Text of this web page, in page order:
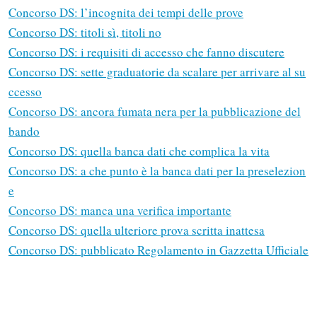
Concorso DS: l’incognita dei tempi delle prove
Concorso DS: titoli sì, titoli no
Concorso DS: i requisiti di accesso che fanno discutere
Concorso DS: sette graduatorie da scalare per arrivare al su
ccesso
Concorso DS: ancora fumata nera per la pubblicazione del
bando
Concorso DS: quella banca dati che complica la vita
Concorso DS: a che punto è la banca dati per la preselezion
e
Concorso DS: manca una verifica importante
Concorso DS: quella ulteriore prova scritta inattesa
Concorso DS: pubblicato Regolamento in Gazzetta Ufficiale
Solo gli utenti registrati possono